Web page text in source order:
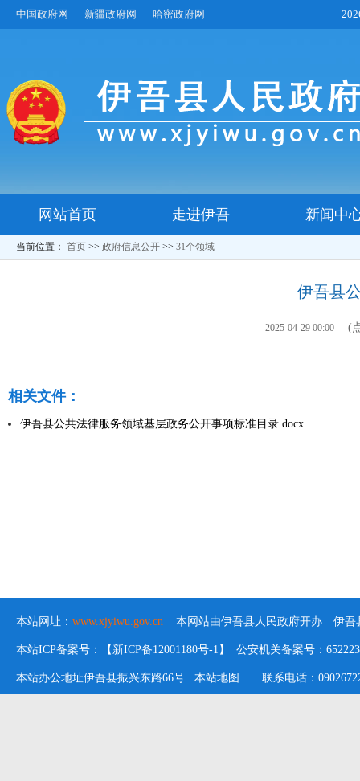
中国政府网 新疆政府网 哈密政府网
网站首页 走进伊吾 新闻中
当前位置： 首页 >> 政府信息公开 >> 31个领域
伊吾县
2025-04-29 00:00 (
相关文件：
伊吾县公共法律服务领域基层政务公开事项标准目录.docx
本站网址： www.xjyiwu.gov.cn 本网站由伊吾县人民政府开办 伊吾
本站ICP备案号：【新ICP备12001180号-1】 公安机关备案号：
本站办公地址伊吾县振兴东路66号 本站地图 联系电话：